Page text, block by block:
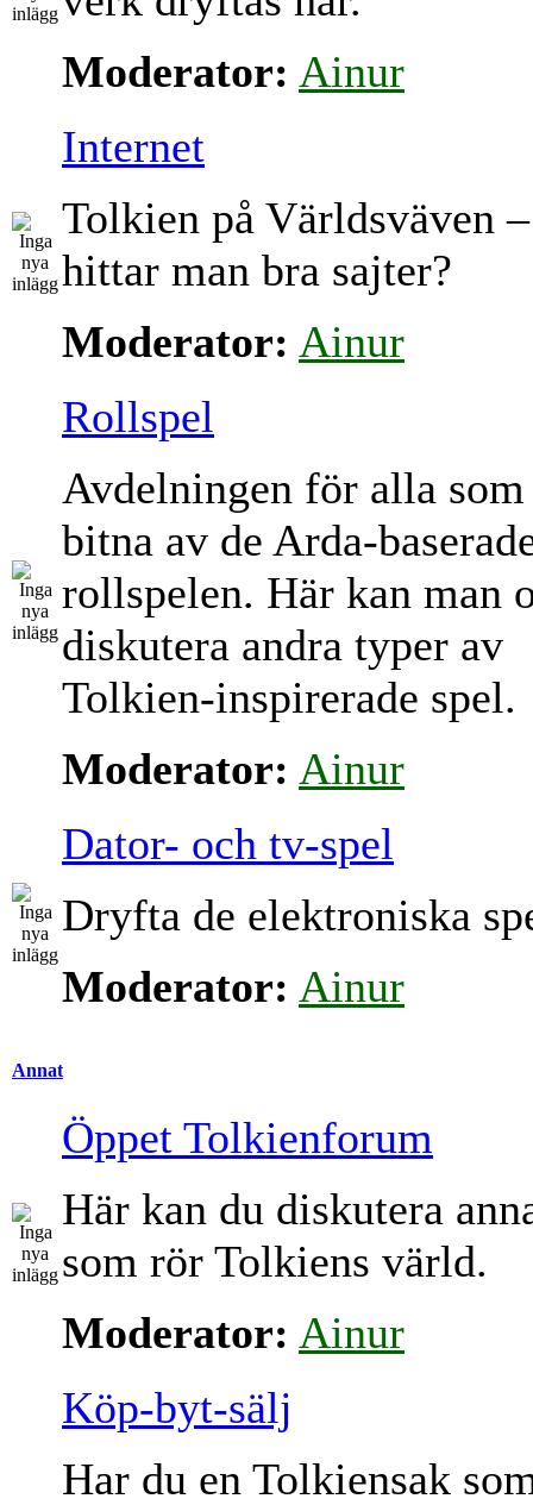
Moderator: Ainur
Internet
Tolkien på Världsväven
hittar man bra sajter?
Moderator: Ainur
Rollspel
Avdelningen för alla
bitna av de Arda-
rollspelen. Här kan man
diskutera andra typer av
Tolkien-inspirerade spel.
Moderator: Ainur
Dator- och tv-spel
Dryfta de elektroniska
Moderator: Ainur
Annat
Öppet Tolkienforum
Här kan du diskutera
som rör Tolkiens värld.
Moderator: Ainur
Köp-byt-sälj
Har du en Tolkiensak